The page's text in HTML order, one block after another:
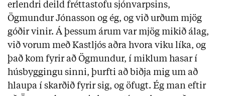
erlendri deild fréttastofu sjónvarpsins,
Ögmundur Jónasson og ég, og við urðum mjög
góðir vinir. Á þessum árum var mjög mikið álag,
við vorum með Kastljós aðra hvora viku líka, og
það kom fyrir að Ögmundur, í miklum hasar í
húsbyggingu sinni, þurfti að biðja mig um að
hlaupa í skarðið fyrir sig, og öfugt. Ég man eftir